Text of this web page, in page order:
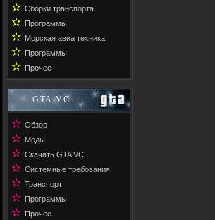
✫ Сборки транспорта
✫ Программы
✫ Морская авиа техника
✫ Программы
✫ Прочее
GTA VC
✫ Обзор
✫ Моды
✫ Скачать GTA VC
✫ Системные требования
✫ Транспорт
✫ Программы
✫ Прочее